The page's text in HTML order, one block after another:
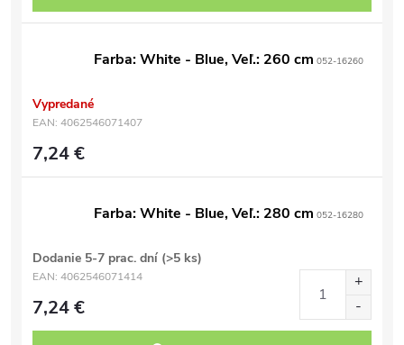
Farba: White - Blue, Veľ.: 260 cm 052-16260
Vypredané
EAN: 4062546071407
7,24 €
Farba: White - Blue, Veľ.: 280 cm 052-16280
Dodanie 5-7 prac. dní (>5 ks)
EAN: 4062546071414
7,24 €